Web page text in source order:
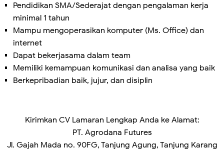
Pendidikan SMA/Sederajat dengan pengalaman kerja
minimal 1 tahun
Mampu mengoperasikan komputer (Ms. Office) dan
internet
Dapat bekerjasama dalam team
Memiliki kemampuan komunikasi dan analisa yang baik
Berkepribadian baik, jujur, dan disiplin
Kirimkan CV Lamaran Lengkap Anda ke Alamat:
PT. Agrodana Futures
Jl. Gajah Mada no. 90FG, Tanjung Agung, Tanjung Karang